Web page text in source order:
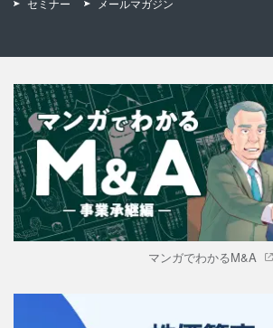
セミナー メールマガジン
マンガでわかるM&A